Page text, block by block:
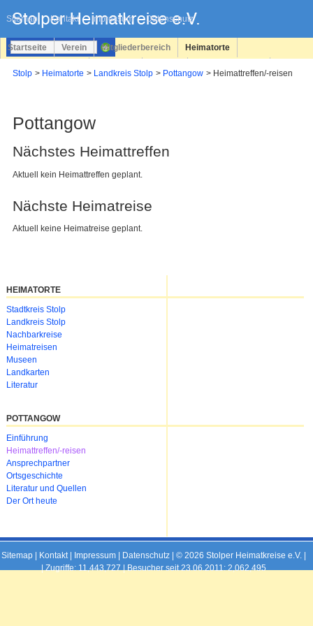
Sitemap Kontakt Impressum Datenschutz
überspringen
Startseite Verein Mitgliederbereich Heimatorte
Stolp Heimatorte Landkreis Stolp Pottangow Heimattreffen/-reisen
Pottangow
Nächstes Heimattreffen
Aktuell kein Heimattreffen geplant.
Nächste Heimatreise
Aktuell keine Heimatreise geplant.
HEIMATORTE
Navigation
überspringen
Stadtkreis Stolp
Landkreis Stolp
Nachbarkreise
Heimatreisen
Museen
Landkarten
Literatur
POTTANGOW
Navigation
überspringen
Einführung
Heimattreffen/-reisen
Ansprechpartner
Ortsgeschichte
Literatur und Quellen
Der Ort heute
Sitemap| Kontakt| Impressum| Datenschutz| © 2026 Stolper Heimatkreise e.V. |
|Zugriffe: 11,443,727 | Besucher seit 23.06.2011: 2,062,495